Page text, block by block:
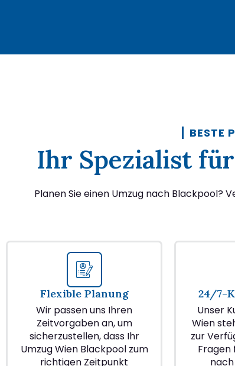
BESTE
Ihr Spezialist
Planen Sie einen Umzug nach Blackpool?
Flexible Planung
Wir passen uns Ihren
Zeitvorgaben an, um
sicherzustellen, dass Ihr
Umzug Wien Blackpool zum
richtigen Zeitpunkt
24/7-
Unser
Wien
zur
Fragen